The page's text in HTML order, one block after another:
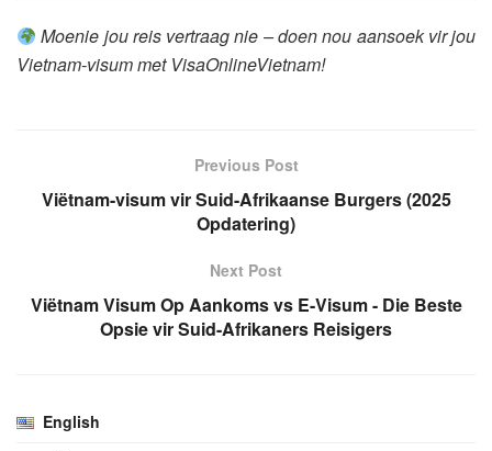
Moenie jou reis vertraag nie – doen nou aansoek vir jou
Vietnam-visum met VisaOnlineVietnam!
Previous Post
Viëtnam-visum vir Suid-Afrikaanse Burgers (2025
Opdatering)
Next Post
Viëtnam Visum Op Aankoms vs E-Visum - Die Beste
Opsie vir Suid-Afrikaners Reisigers
English